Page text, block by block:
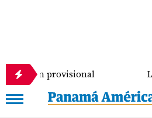
provisional